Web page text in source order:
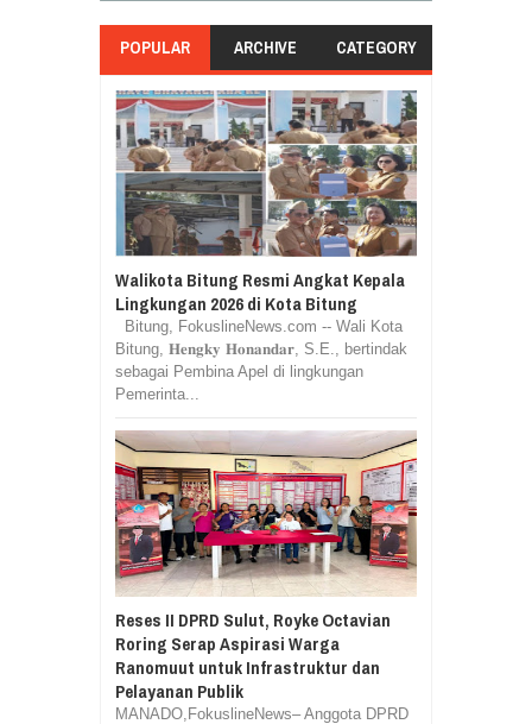
POPULAR ARCHIVE CATEGORY
Walikota Bitung Resmi Angkat Kepala
Lingkungan 2026 di Kota Bitung
Bitung, FokuslineNews.com -- Wali Kota
Bitung, 𝐇𝐞𝐧𝐠𝐤𝐲 𝐇𝐨𝐧𝐚𝐧𝐝𝐚𝐫, S.E., bertindak
sebagai Pembina Apel di lingkungan
Pemerinta...
Reses II DPRD Sulut, Royke Octavian
Roring Serap Aspirasi Warga
Ranomuut untuk Infrastruktur dan
Pelayanan Publik
MANADO,FokuslineNews– Anggota DPRD